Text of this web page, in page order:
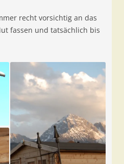
recht vorsichtig an das
fassen und tatsächlich bis